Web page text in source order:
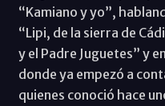
“Kamiano y yo”,
“Lipi, de la sierra de
y el Padre Juguetes” y
donde ya empezó a
quienes conoció hace